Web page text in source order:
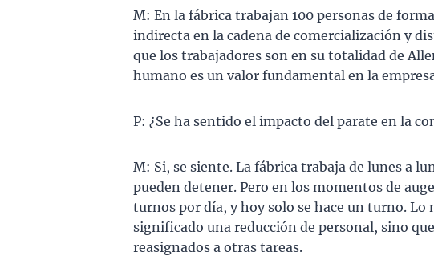
M: En la fábrica trabajan 100 personas de
indirecta en la cadena de comercialización y
que los trabajadores son en su totalidad de
humano es un valor fundamental en la
P: ¿Se ha sentido el impacto del parate en la
M: Si, se siente. La fábrica trabaja de lunes a
pueden detener. Pero en los momentos de
turnos por día, y hoy solo se hace un turno. Lo
significado una reducción de personal, sino
reasignados a otras tareas.